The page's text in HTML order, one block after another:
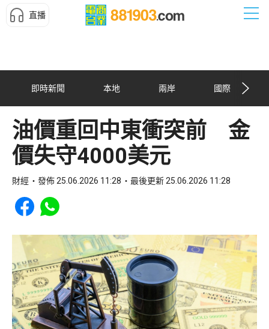
直播
即時新聞 本地 兩岸 國際
油價重回中東衝突前 金
價失守4000美元
財經 發佈 25.06.2026 11:28 最後更新 25.06.2026 11:28
Share to Facebook
Share to WhatsApp